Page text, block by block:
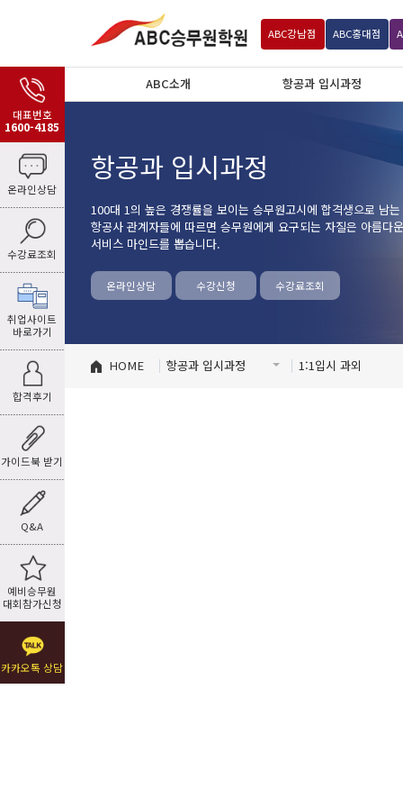
ABC강남점 ABC홍대점
ABC소개 항공과 입시과정
항공과 입시과정
100대 1의 높은 경쟁률을 보이는 승무원고시에 합격생으로 남
항공사 관계자들에 따르면 승무원에게 요구되는 자질은 아름다
서비스 마인드를 뽑습니다.
온라인상담 수강신청 수강료조회
HOME 항공과 입시과정 1:1입시 과외
대표번호
1600-4185
온라인상담
수강료조회
취업사이트
바로가기
합격후기
가이드북 받기
Q&A
예비승무원
대회참가신청
카카오톡 상담